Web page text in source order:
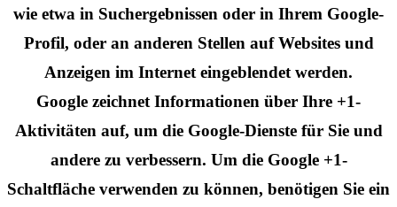
wie etwa in Suchergebnissen oder in Ihrem Google-
Profil, oder an anderen Stellen auf Websites und
Anzeigen im Internet eingeblendet werden.
Google zeichnet Informationen über Ihre +1-
Aktivitäten auf, um die Google-Dienste für Sie und
andere zu verbessern. Um die Google +1-
Schaltfläche verwenden zu können, benötigen Sie ein